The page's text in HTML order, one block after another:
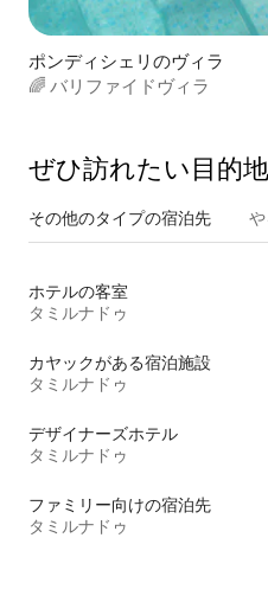
ポンディシェリのヴィラ
🌈 バリファイドヴィラ
ぜひ訪⁠れ⁠た⁠い目⁠的⁠地
その他のタ⁠イ⁠プ⁠の宿⁠泊⁠先
ホテルの客室
タミルナドゥ
カヤックがある宿泊施設
タミルナドゥ
デザイナーズホテル
タミルナドゥ
ファミリー向けの宿泊先
タミルナドゥ